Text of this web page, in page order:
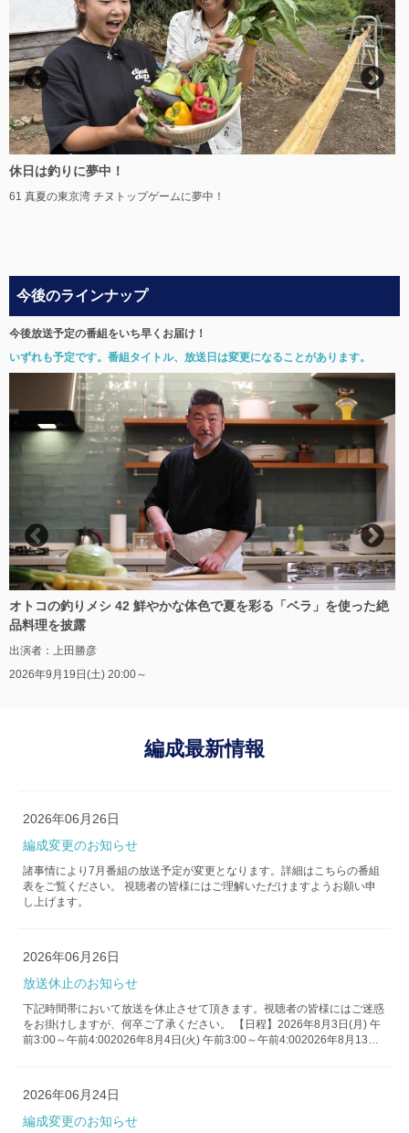
休日は釣りに夢中！
61 真夏の東京湾 チヌトップゲームに夢中！
今後のラインナップ
今後放送予定の番組をいち早くお届け！
いずれも予定です。番組タイトル、放送日は変更になることがあります。
オトコの釣りメシ 42 鮮やかな体色で夏を彩る「ベラ」を使った絶
品料理を披露
出演者：上田勝彦
2026年9月19日(土) 20:00～
編成最新情報
2026年06月26日
編成変更のお知らせ
諸事情により7月番組の放送予定が変更となります。詳細はこちらの番組
表をご覧ください。 視聴者の皆様にはご理解いただけますようお願い申
し上げます。
2026年06月26日
放送休止のお知らせ
下記時間帯において放送を休止させて頂きます。視聴者の皆様にはご迷惑
をお掛けしますが、何卒ご了承ください。 【日程】2026年8月3日(月) 午
前3:00～午前4:002026年8月4日(火) 午前3:00～午前4:002026年8月13日
2026年06月24日
編成変更のお知らせ